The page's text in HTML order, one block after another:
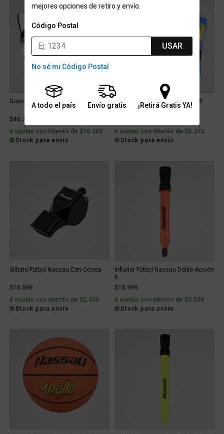
mejores opciones de retiro y envío.
Código Postal
USAR
No sé mi Código Postal
A todo el país Envío gratis ¡Retirá Gratis YA!
Guantes Fútbol Nassau Protect 8
$46.729
6 cuotas con interés de $10.303
Stock para envío
Guantes Fútbol Nassau Spider 8
Látex
6 cuotas con interés de $5.373
Stock para envío
Silbato Fútbol Nassau Con Correa
$10.569
6 cuotas con interés de $2.330
Stock para envío
Inflador Fútbol Nassau Doble Acción
6
$15.999
6 cuotas con interés de $3.528
Stock para envío